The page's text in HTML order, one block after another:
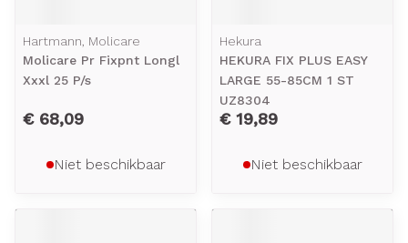
Hartmann, Molicare
Molicare Pr Fixpnt Longl
Xxxl 25 P/s
€ 68,09
Niet beschikbaar
Hekura
HEKURA FIX PLUS EASY
LARGE 55-85CM 1 ST
UZ8304
€ 19,89
Niet beschikbaar